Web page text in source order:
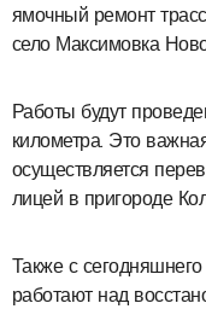
ямочный ремонт
село Максимовка
Работы будут
километра. Это
осуществляется
лицей в пригороде
Также с
работают над